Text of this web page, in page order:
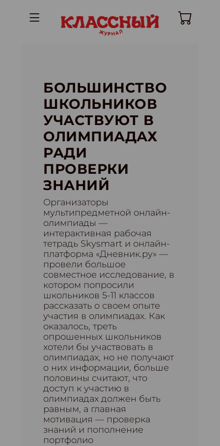
БОЛЬШИНСТВО
ШКОЛЬНИКОВ
УЧАСТВУЮТ В
ОЛИМПИАДАХ
РАДИ
ПРОВЕРКИ
ЗНАНИЙ
Организаторы
мультипредметной онлайн-
олимпиады —
интерактивная рабочая
тетрадь Skysmart и онлайн-
платформа «Дневник.ру» —
провели большое
совместное исследование, в
котором попросили
школьников 5-11 классов
рассказать о своем опыте
участия в олимпиадах. Как
оказалось, треть
опрошенных школьников
хотели бы участвовать в
олимпиадах, но не получают
о них информации, больше
половины считают, что
доступ к участию в
олимпиадах должен быть
равным, а главная
мотивация — проверка
знаний и пополнение
портфолио